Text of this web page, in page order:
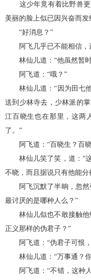
这少年竟有着比野兽更
美丽的脸上似已因兴奋而
“好消息？”
阿飞几乎已不能相信，
林仙儿道：“他虽然暂时
阿飞道：“哦？”
林仙儿道：“因为田七他
送到少林寺去，少林派的
江百晓生也在那里，这两
了。”
阿飞道：“百晓生？百晓
林仙儿笑了笑，道：“这
不晓，而且据说只有他能
阿飞沉默了半晌，忽然
最讨厌的是哪种人么？”
林仙儿似也不敢接触他
正义那样的伪君子？”
阿飞道：“伪君子可恨，
林仙儿道：“万事通？你
阿飞道：“不错，这种人